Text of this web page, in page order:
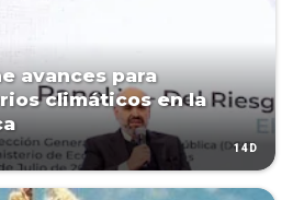
avances para
climáticos en la
14D